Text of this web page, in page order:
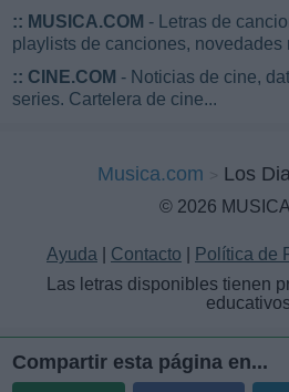
:: MUSICA.COM - Letras de
playlists de canciones, novedades
:: CINE.COM - Noticias de cine,
series. Cartelera de cine...
Musica.com Los
© 2026
Ayuda Contacto
Política de
Las letras disponibles tienen
Compartir esta página en...